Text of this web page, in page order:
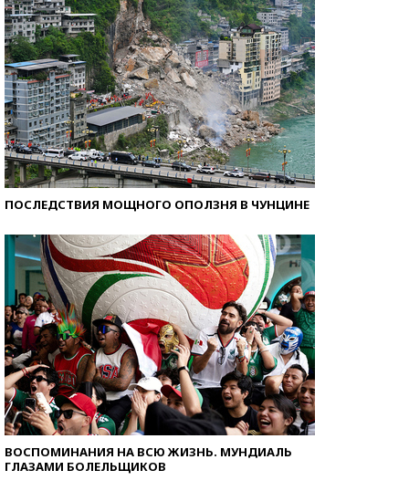
ПОСЛЕДСТВИЯ МОЩНОГО ОПОЛЗНЯ В ЧУНЦИНЕ
ВОСПОМИНАНИЯ НА ВСЮ ЖИЗНЬ. МУНДИАЛЬ
ГЛАЗАМИ БОЛЕЛЬЩИКОВ